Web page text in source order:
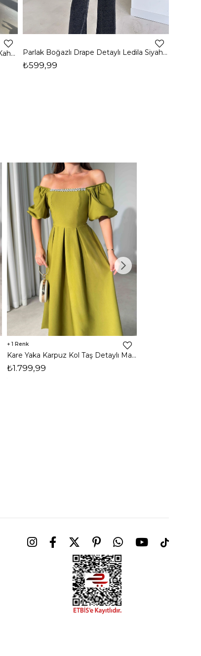
Boğazlı Yanı Drape Detaylı Belmade Kahve Kadın Bluz 26K113 Parlak Boğazlı Drape Detaylı Ledila Siyah Kadın Bluz 26K150
₺599,99
1
Kare Yaka Karpuz Kol Taş Detaylı Maxi Yağ Yeşili Civo Kadın Elbise 206Y501
₺1.799,99